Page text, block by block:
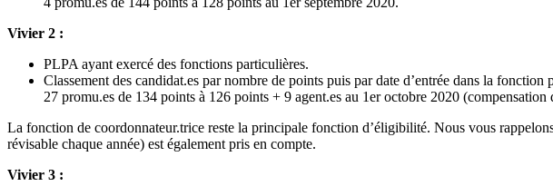
Vivier 2 :
PLPA ayant exercé des fonctions particulières.
Classement des candidat.es par nombre de points puis par date d’entrée dans la
27 promu.es de 134 points à 126 points + 9 agent.es au 1er octobre 2020 (compensation
La fonction de coordonnateur.trice reste la principale fonction d’éligibilité. Nous vous
révisable chaque année) est également pris en compte.
Vivier 3 :